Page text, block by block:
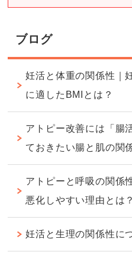
ブログ
妊活と体重の関係性｜
に適したBMIとは？
アトピー改善には「腸
ておきたい腸と肌の関
アトピーと呼吸の関係
悪化しやすい理由とは？
妊活と生理の関係性に